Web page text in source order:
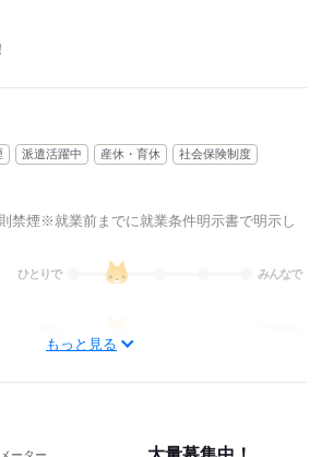
派遣活躍中 産休・育休 社会保険制度
禁煙※就業前までに就業条件明示書で明示し
ひとりで みんなで
もっと見る